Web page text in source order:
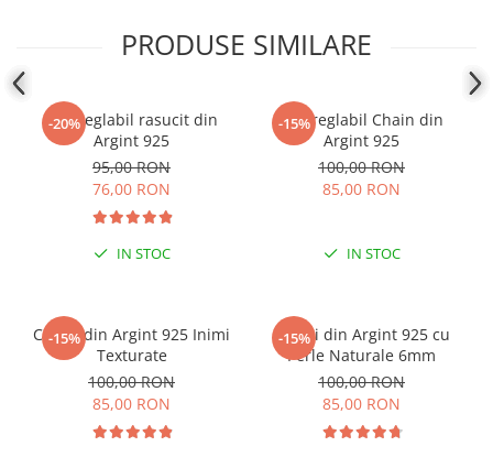
Coliere cu pietre semiprețioase
PRODUSE SIMILARE
-20%
Inel reglabil rasucit din
Argint 925
95,00 RON
76,00 RON
IN STOC
-15%
Inel reglabil Chain din
Argint 925
100,00 RON
85,00 RON
IN STOC
-15%
Cercei din Argint 925 Inimi
Texturate
100,00 RON
85,00 RON
-15%
Cercei din Argint 925 cu
Perle Naturale 6mm
100,00 RON
85,00 RON